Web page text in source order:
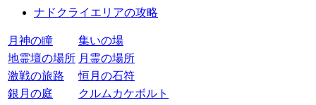
ナドクライエリアの攻略
月神の瞳
集いの場
地霊壇の場所 月霊の場所
激戦の旅路
恒月の石符
銀月の庭
クルムカケボルト